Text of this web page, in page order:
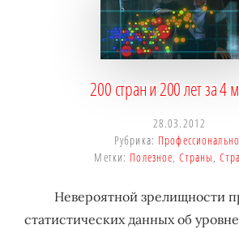
200 стран и 200 лет за 4
28.03.2012
Рубрика:
Метки: Полезное,Страны,
Невероятной зрелищности
статистических данных об